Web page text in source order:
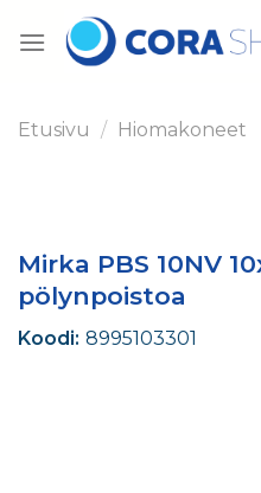
Etusivu / Hiomakoneet
Mirka PBS 10NV
pölynpoistoa
Koodi: 8995103301